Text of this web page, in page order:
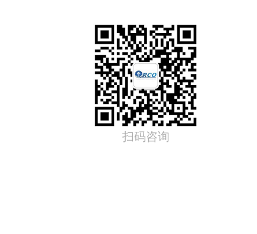
扫码咨询